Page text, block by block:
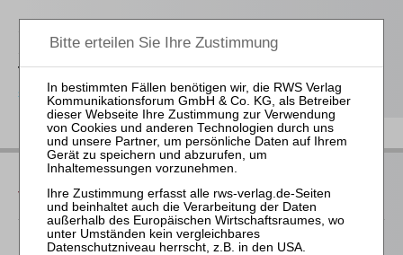
Seminarorganisation
T(0221)-400 88-15
seminar@rws-verlag.de
Das bieten Ihnen unsere
Veranstaltungen
Für alle Endgeräte kompatible und browserbasierte